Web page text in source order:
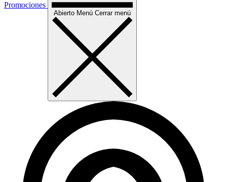
Promociones
Abierto Menú Cerrar menú